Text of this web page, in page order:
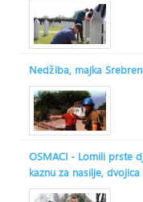
Nedžiba, majka
OSMACI - Lomili prste
kaznu za nasilje,